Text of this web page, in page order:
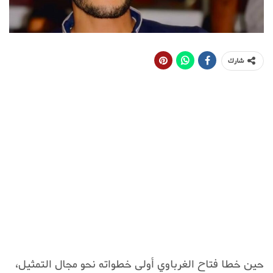
شارك
حين خطا فتاح الغرباوي أولى خطواته نحو مجال التمثيل،